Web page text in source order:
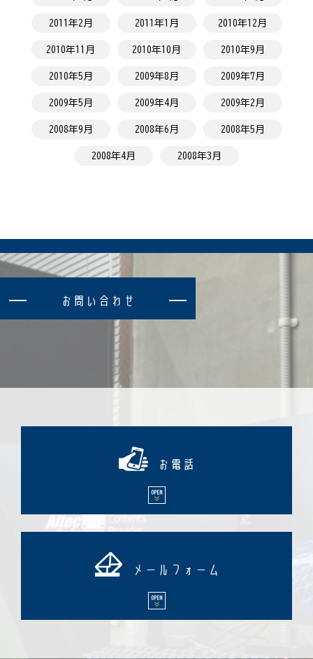
2011年2月 2011年1月 2010年12月
2010年11月 2010年10月 2010年9月
2010年5月 2009年8月 2009年7月
2009年5月 2009年4月 2009年2月
2008年9月 2008年6月 2008年5月
2008年4月 2008年3月
お 問 い 合 わ せ
お電話
メールフォーム